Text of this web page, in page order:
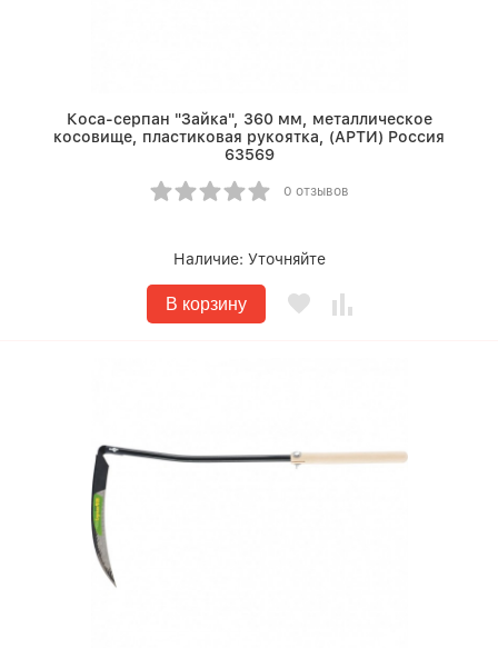
Коса-серпан "Зайка", 360 мм, металлическое
косовище, пластиковая рукоятка, (АРТИ) Россия
63569
0 отзывов
Наличие: Уточняйте
В корзину